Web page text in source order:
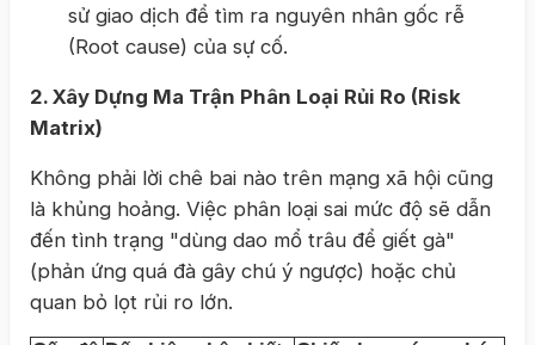
sử giao dịch để tìm ra nguyên nhân gốc rễ
(Root cause) của sự cố.
2. Xây Dựng Ma Trận Phân Loại Rủi Ro (Risk
Matrix)
Không phải lời chê bai nào trên mạng xã hội cũng
là khủng hoảng. Việc phân loại sai mức độ sẽ dẫn
đến tình trạng "dùng dao mổ trâu để giết gà"
(phản ứng quá đà gây chú ý ngược) hoặc chủ
quan bỏ lọt rủi ro lớn.